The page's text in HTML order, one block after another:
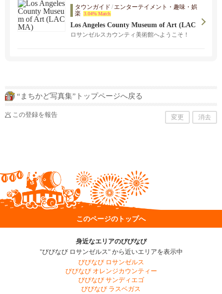
タウンガイド /エンターテイメント・趣味・娯
楽 3.04% Match
Los Angeles County Museum of Art (LAC
MA)
ロサンゼルスカウンティ美術館へようこそ！
“まちかど写真集”トップページへ戻る
この登録を報告 変更 消去
このページのトップへ
身近なエリアのびびなび
"びびなび ロサンゼルス" から近いエリアを表示中
びびなび ロサンゼルス
びびなび オレンジカウンティー
びびなび サンディエゴ
びびなび ラスベガス